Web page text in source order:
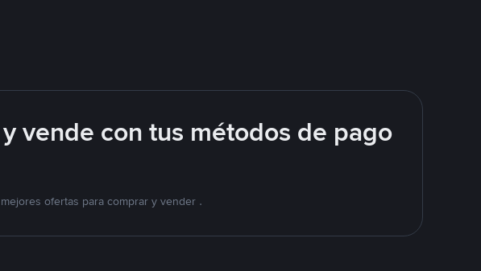
vende con tus métodos de pago
ofertas para comprar y vender .